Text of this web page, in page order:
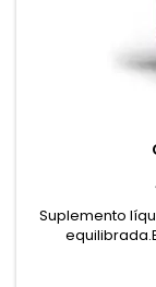
Suplemento
purificadas o
las